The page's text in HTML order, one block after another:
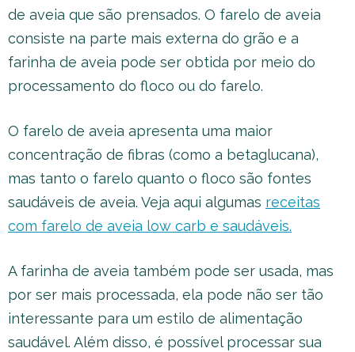
de aveia que são prensados. O farelo de aveia
consiste na parte mais externa do grão e a
farinha de aveia pode ser obtida por meio do
processamento do floco ou do farelo.
O farelo de aveia apresenta uma maior
concentração de fibras (como a betaglucana),
mas tanto o farelo quanto o floco são fontes
saudáveis de aveia. Veja aqui algumas receitas
com farelo de aveia low carb e saudáveis.
A farinha de aveia também pode ser usada, mas
por ser mais processada, ela pode não ser tão
interessante para um estilo de alimentação
saudável. Além disso, é possível processar sua